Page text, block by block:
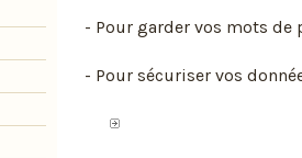
- Pour garder vos mots de
- Pour sécuriser vos